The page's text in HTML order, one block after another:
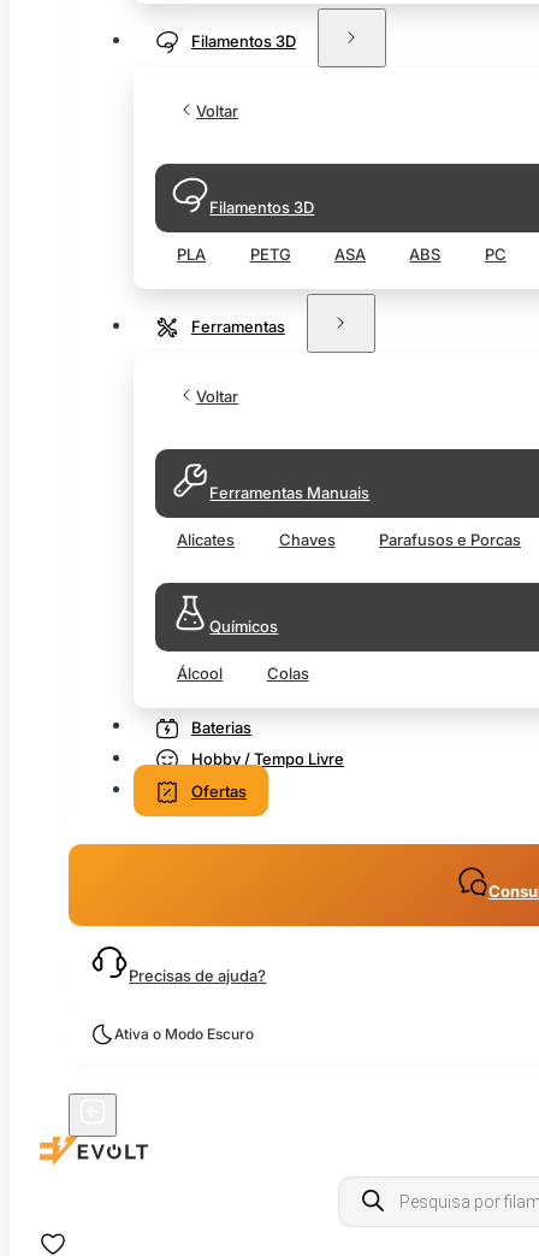
Filamentos 3D
Voltar
Filamentos 3D
PLA PETG ASA ABS PC
Ferramentas
Voltar
Ferramentas Manuais
Alicates Chaves Parafusos e Porcas
Químicos
Álcool Colas
Baterias
Hobby / Tempo Livre
Ofertas
Precisas de ajuda?
Ativa o Modo Escuro
Products
search